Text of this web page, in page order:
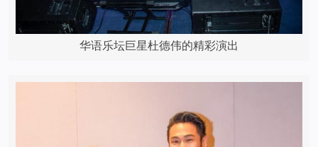
华语乐坛巨星杜德伟的精彩演出